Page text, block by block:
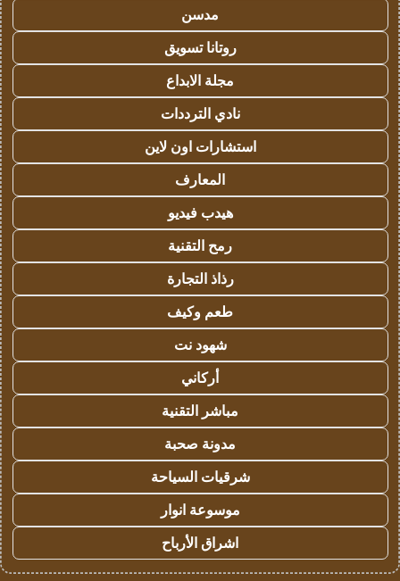
مدسن
روتانا تسويق
مجلة الابداع
نادي الترددات
استشارات اون لاين
المعارف
هيدب فيديو
رمح التقنية
رذاذ التجارة
طعم وكيف
شهود نت
أركاني
مباشر التقنية
مدونة صحبة
شرقيات السياحة
موسوعة انوار
اشراق الأرباح